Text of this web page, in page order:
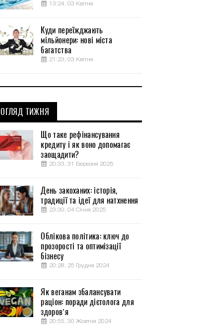
13:24, 03 Квітня
Куди переїжджають
мільйонери: нові міста
багатства
21:23, 03 Квітня
ОГЛЯД ТИЖНЯ
Що таке рефінансування
кредиту і як воно допомагає
заощадити?
20:33, 31 Березня 2025
День закоханих: історія,
традиції та ідеї для натхнення
23:30, 04 Січня 2025
Облікова політика: ключ до
прозорості та оптимізації
бізнесу
20:28, 25 Грудня 2024
Як веганам збалансувати
раціон: поради дієтолога для
здоров’я
20:55, 30 Жовтня 2024